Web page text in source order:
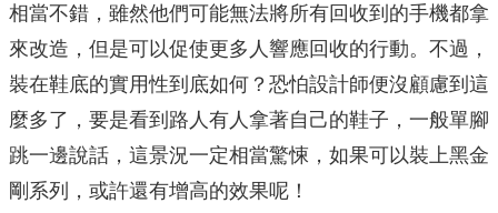
相當不錯，雖然他們可能無法將所有回收到的手機都拿
來改造，但是可以促使更多人響應回收的行動。不過，
裝在鞋底的實用性到底如何？恐怕設計師便沒顧慮到這
麼多了，要是看到路人有人拿著自己的鞋子，一般單腳
跳一邊說話，這景況一定相當驚悚，如果可以裝上黑金
剛系列，或許還有增高的效果呢！